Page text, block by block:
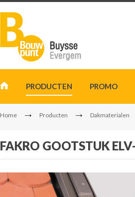
PRODUCTEN PROMO
Home Producten Dakmaterialen
FAKRO GOOTSTUK